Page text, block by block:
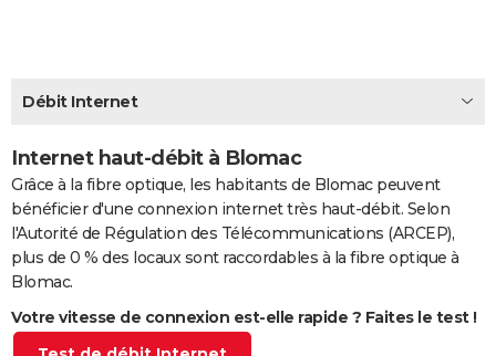
CARTE DE VOEUX
Carte de Noël
Carte Bonne année
Carte Saint-Valentin
Carte Pâques
Carte d'anniversaire
DICTIONNAIRE
PROGRAMME TV
S'inscrire
Se connecter
Lycées
Collèges
Primaires
Universités
Entreprises
Service militaire
Avis de recherche
Débit Internet
Internet haut-débit à Blomac
Grâce à la fibre optique, les habitants de Blomac peuvent
bénéficier d'une connexion internet très haut-débit. Selon
l'Autorité de Régulation des Télécommunications (ARCEP),
plus de 0 % des locaux sont raccordables à la fibre optique à
Blomac.
Votre vitesse de connexion est-elle rapide ? Faites le test !